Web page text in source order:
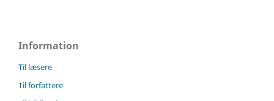
Information
Til læsere
Til forfattere